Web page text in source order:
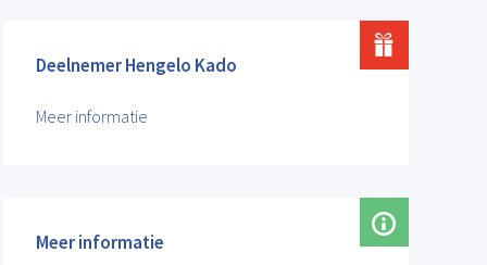
Deelnemer Hengelo Kado
Meer informatie
Meer informatie